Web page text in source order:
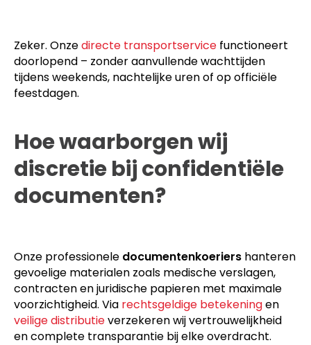
Zeker. Onzedirecte transportservice functioneert
doorlopend – zonder aanvullende wachttijden
tijdens weekends, nachtelijke uren of op officiële
feestdagen.
Hoe waarborgen wij
discretie bij confidentiële
documenten?
Onze professionele documentenkoeriers hanteren
gevoelige materialen zoals medische verslagen,
contracten en juridische papieren met maximale
voorzichtigheid. Via rechtsgeldige betekeningen
veilige distributieverzekeren wij vertrouwelijkheid
en complete transparantie bij elke overdracht.